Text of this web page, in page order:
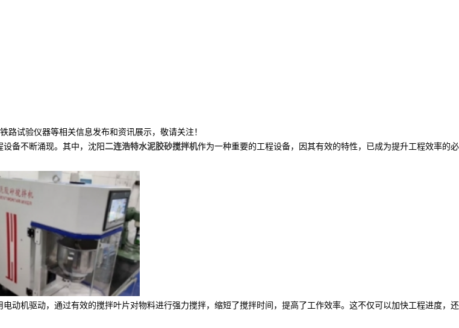
路试验仪器等相关信息发布和资讯展示，敬请关注！
备不断涌现。其中，沈阳二连浩特水泥胶砂搅拌机作为一种重要的工程设备，因其有效的特性，已成为提升工程效率的必
动机驱动，通过有效的搅拌叶片对物料进行强力搅拌，缩短了搅拌时间，提高了工作效率。这不仅可以加快工程进度，还